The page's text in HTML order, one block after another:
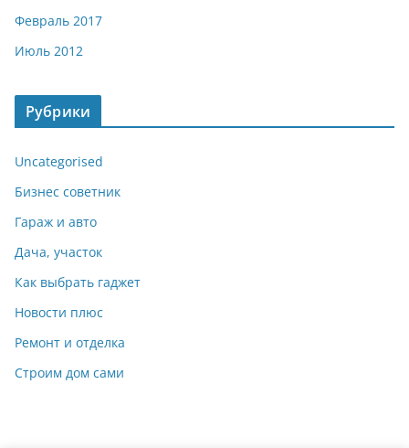
Февраль 2017
Июль 2012
Рубрики
Uncategorised
Бизнес советник
Гараж и авто
Дача, участок
Как выбрать гаджет
Новости плюс
Ремонт и отделка
Строим дом сами